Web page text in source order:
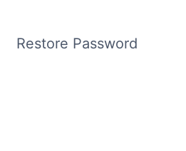
Restore Password